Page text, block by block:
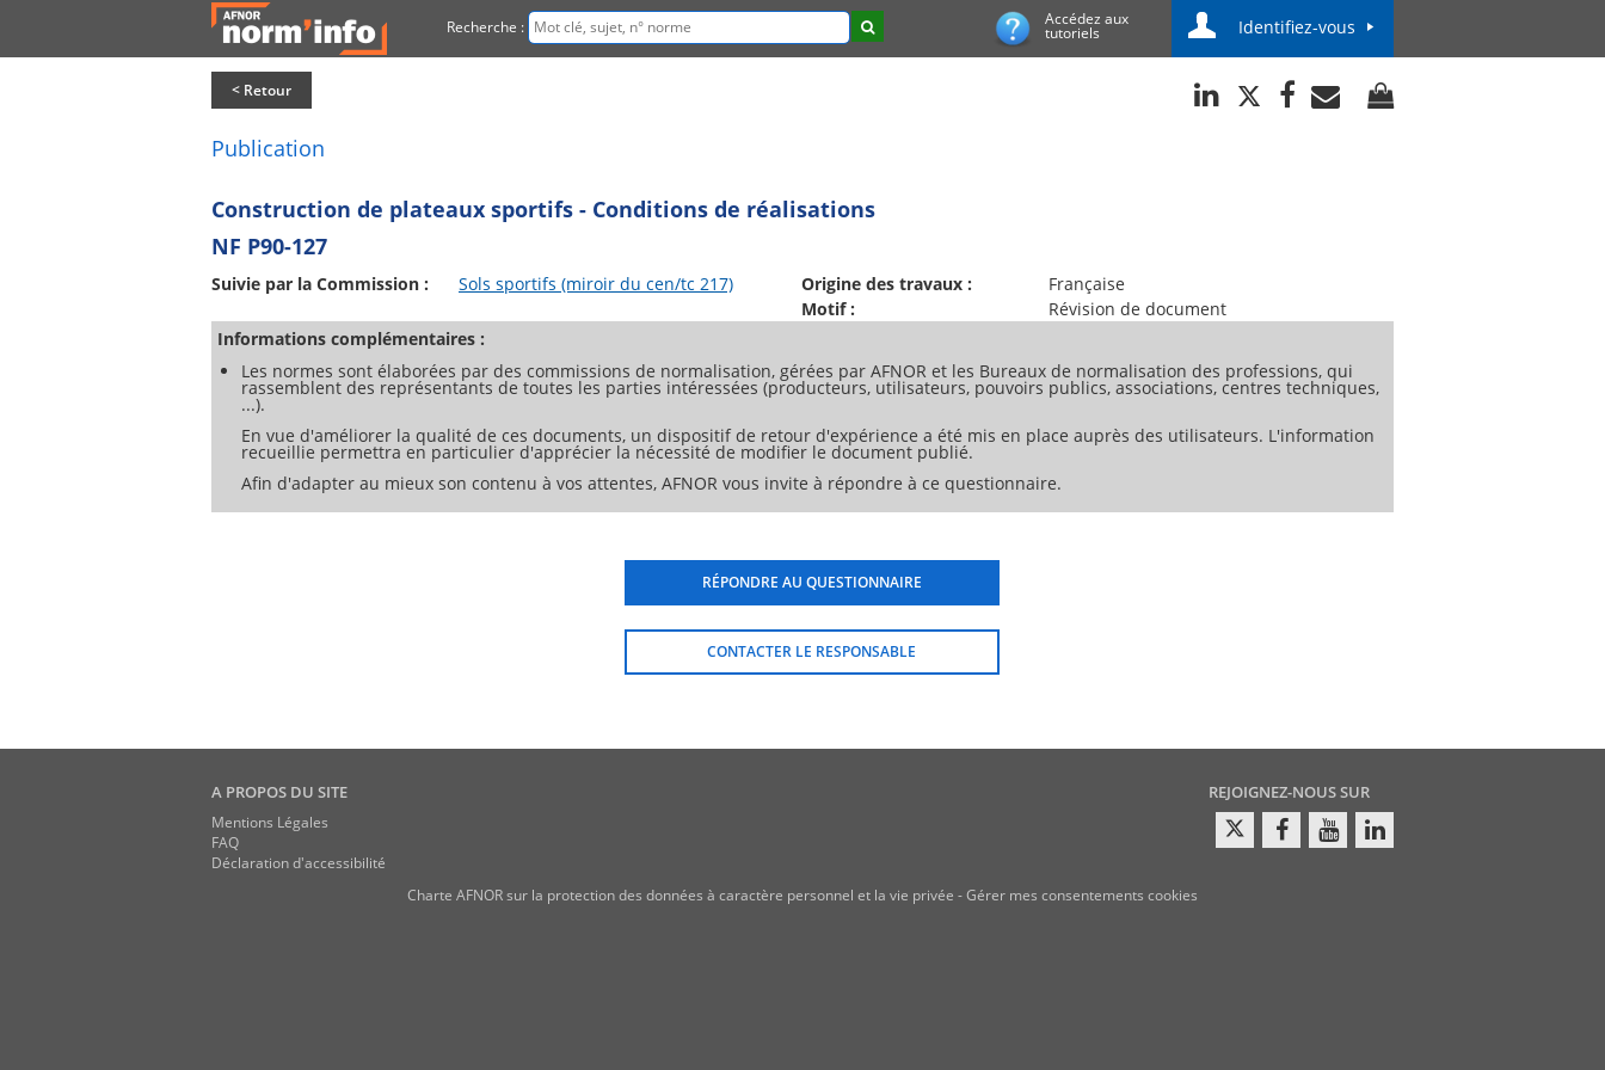
Recherche : Accédez aux
tutoriels Identifiez-vous
< Retour
Publication
Construction de plateaux sportifs - Conditions de réalisations
NF P90-127
Suivie par la Commission : Sols sportifs (miroir du cen/tc 217) Origine des travaux :
Française
Motif :
Révision de document
Informations complémentaires :
Les normes sont élaborées par des commissions de normalisation, gérées par AFNOR et les Bureaux de normalisation des professions, qui
rassemblent des représentants de toutes les parties intéressées (producteurs, utilisateurs, pouvoirs publics, associations, centres techniques,
...).
En vue d'améliorer la qualité de ces documents, un dispositif de retour d'expérience a été mis en place auprès des utilisateurs. L'information
recueillie permettra en particulier d'apprécier la nécessité de modifier le document publié.
Afin d'adapter au mieux son contenu à vos attentes, AFNOR vous invite à répondre à ce questionnaire.
RÉPONDRE AU QUESTIONNAIRE
CONTACTER LE RESPONSABLE
A PROPOS DU SITE
Mentions Légales
FAQ
Déclaration d'accessibilité
REJOIGNEZ-NOUS SUR
Charte AFNOR sur la protection des données à caractère personnel et la vie privée -Gérer mes consentements cookies